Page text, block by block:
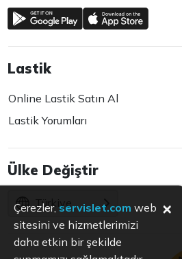
Lastik
Online Lastik Satın Al
Lastik Yorumları
Ülke Değiştir
Türkiye
Çerezler, servislet.com web
sitesini ve hizmetlerimizi
daha etkin bir şekilde
×